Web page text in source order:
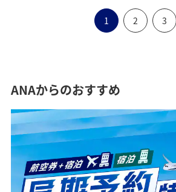
1 2 3
ANAからのおすすめ